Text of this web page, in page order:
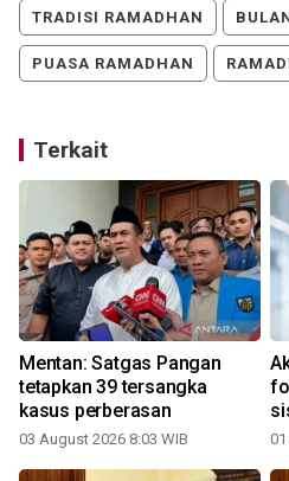
TRADISI RAMADHAN
PUASA RAMADHAN
Terkait
Mentan: Satgas Pangan
tetapkan 39 tersangka
kasus perberasan
03 August 2026 8:03 WIB